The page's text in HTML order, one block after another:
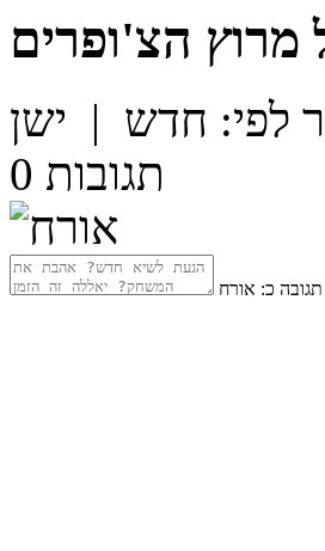
מרוץ הצ'ופרים
לפי: חדש | ישן
0 תגובות
כ: אורח